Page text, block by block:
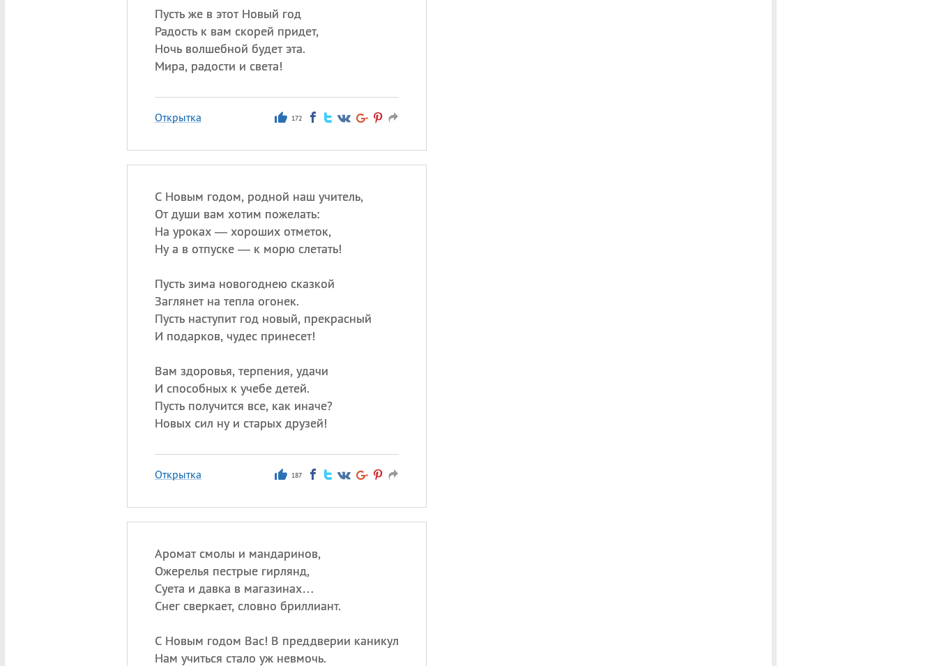
Пусть же в этот Новый год
Радость к вам скорей придет,
Ночь волшебной будет эта.
Мира, радости и света!
Открытка 172
С Новым годом, родной наш учитель,
От души вам хотим пожелать:
На уроках — хороших отметок,
Ну а в отпуске — к морю слетать!
Пусть зима новогоднею сказкой
Заглянет на тепла огонек.
Пусть наступит год новый, прекрасный
И подарков, чудес принесет!
Вам здоровья, терпения, удачи
И способных к учебе детей.
Пусть получится все, как иначе?
Новых сил ну и старых друзей!
Открытка 187
Аромат смолы и мандаринов,
Ожерелья пестрые гирлянд,
Суета и давка в магазинах…
Снег сверкает, словно бриллиант.
С Новым годом Вас! В преддверии каникул
Нам учиться стало уж невмочь.